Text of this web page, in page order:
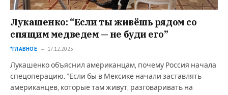
Лукашенко: “Если ты живёшь рядом со
спящим медведем — не буди его”
*ГЛАВНОЕ 17.12.2025
Лукашенко объяснил американцам, почему Россия начала
спецоперацию. “Если бы в Мексике начали заставлять
американцев, которые там живут, разговаривать на